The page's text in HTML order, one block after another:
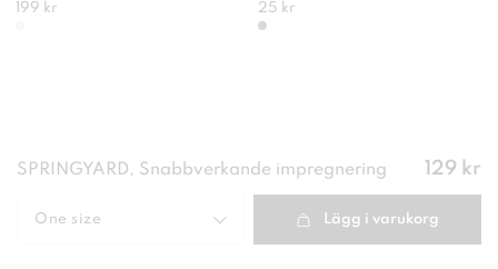
199 kr
25 kr
SPRINGYARD, Snabbverkande impregnering Pris:
129 kr
One size Lägg i varukorg